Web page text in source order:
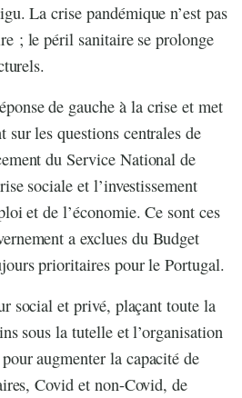
La crise pandémique n’est pas
; le péril sanitaire se prolonge
de gauche à la crise et met
sur les questions centrales de
du Service National de
sociale et l’investissement
et de l’économie. Ce sont ces
a exclues du Budget
prioritaires pour le Portugal.
social et privé, plaçant toute la
sous la tutelle et l’organisation
augmenter la capacité de
Covid et non-Covid, de